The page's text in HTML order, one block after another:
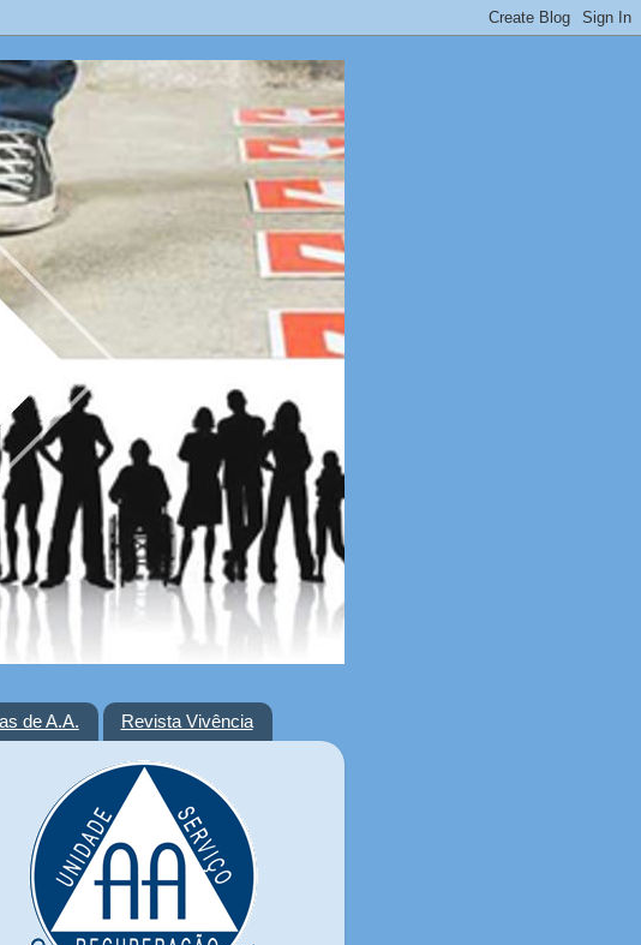
de A.A. Revista Vivência